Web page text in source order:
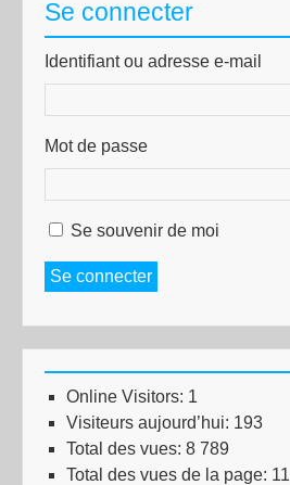
Se connecter
Identifiant ou adresse e-mail
Mot de passe
Se souvenir de moi
Se connecter
Online Visitors: 1
Visiteurs aujourd’hui: 193
Total des vues: 8 789
Total des vues de la page: 11